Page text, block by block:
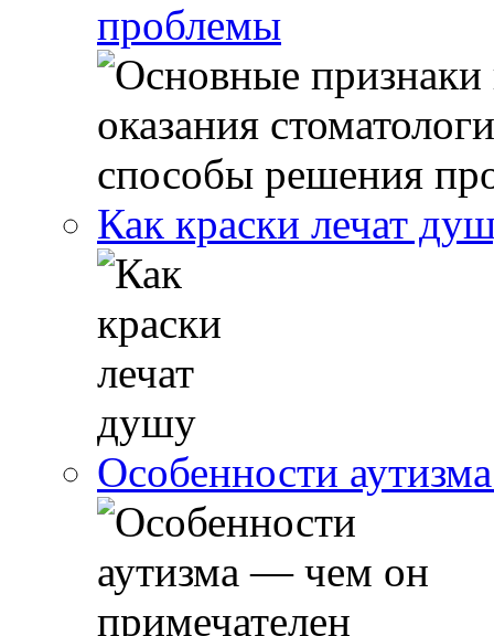
проблемы
Как краски лечат
Особенности